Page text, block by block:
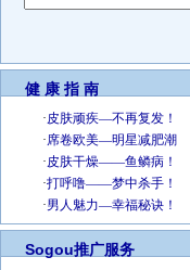
健 康 指 南
Sogou推广服务